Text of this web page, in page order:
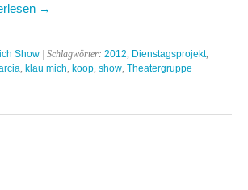
→
Show | Schlagwörter: 2012 Dienstagsprojekt,
klau mich koop show Theatergruppe